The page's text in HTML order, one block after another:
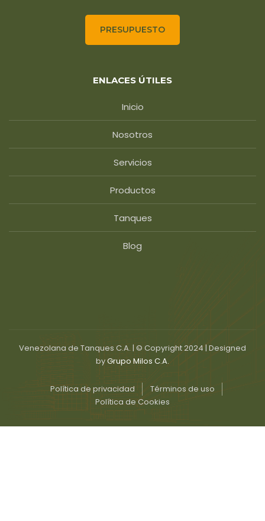
PRESUPUESTO
ENLACES ÚTILES
Inicio
Nosotros
Servicios
Productos
Tanques
Blog
Venezolana de Tanques C.A. | © Copyright 2024 | Designed
byGrupo Milos C.A.
Política de privacidad
Términos de uso
Política de Cookies